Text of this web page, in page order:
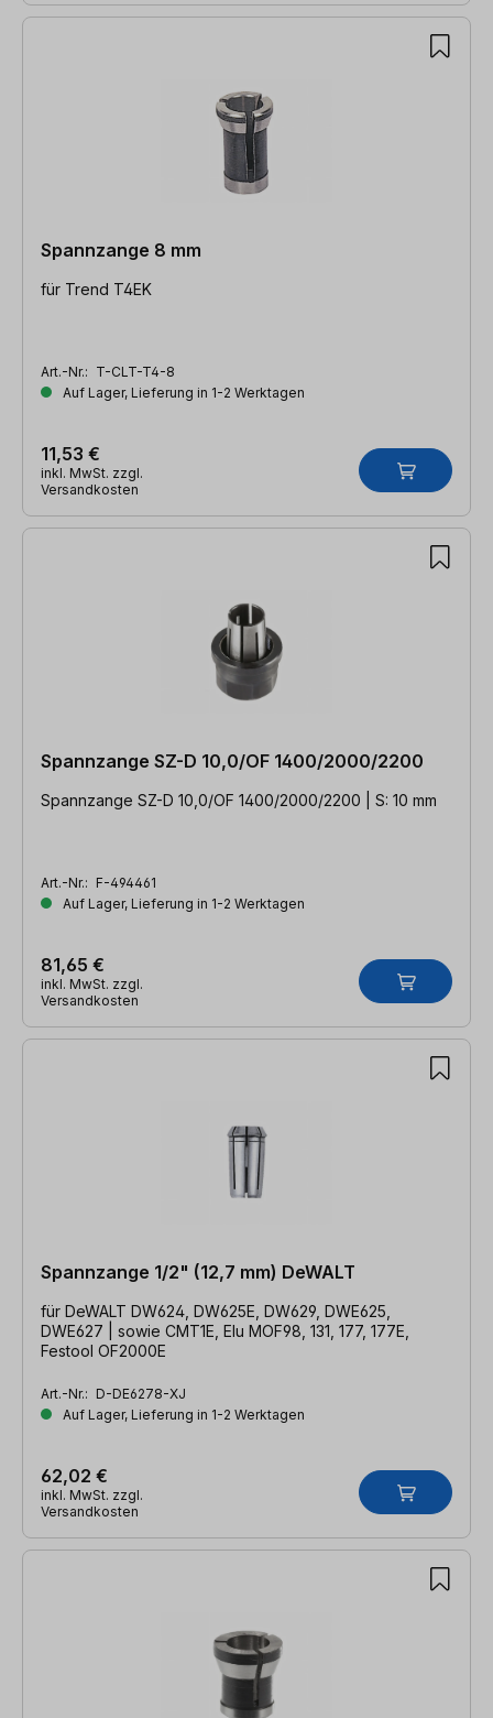
Spannzange 8 mm
für Trend T4EK
Art.-Nr.: T-CLT-T4-8
Auf Lager, Lieferung in 1-2 Werktagen
11,53 €
inkl. MwSt. zzgl.
Versandkosten
Spannzange SZ-D 10,0/OF 1400/2000/2200
Spannzange SZ-D 10,0/OF 1400/2000/2200 | S: 10 mm
Art.-Nr.: F-494461
Auf Lager, Lieferung in 1-2 Werktagen
81,65 €
inkl. MwSt. zzgl.
Versandkosten
Spannzange 1/2" (12,7 mm) DeWALT
für DeWALT DW624, DW625E, DW629, DWE625,
DWE627 | sowie CMT1E, Elu MOF98, 131, 177, 177E,
Festool OF2000E
Art.-Nr.: D-DE6278-XJ
Auf Lager, Lieferung in 1-2 Werktagen
62,02 €
inkl. MwSt. zzgl.
Versandkosten